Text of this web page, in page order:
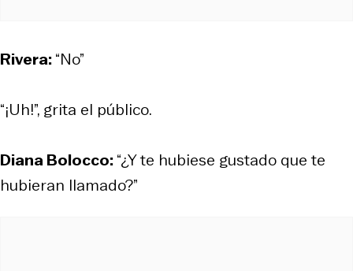
Rivera:“No”
“¡Uh!”, grita el público.
Diana Bolocco:“¿Y te hubiese gustado que te
hubieran llamado?”